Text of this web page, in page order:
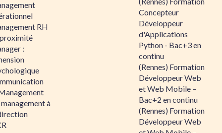
RH
:
à
Concepteur
Développeur
d'Applications
Python - Bac+3 en
continu
(Rennes) Formation
Développeur Web
et Web Mobile –
Bac+2 en continu
(Rennes) Formation
Développeur Web